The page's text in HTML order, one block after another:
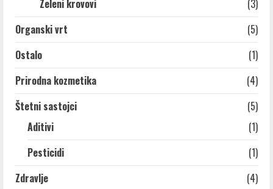
Zeleni krovovi
(3)
Organski vrt
(5)
Ostalo
(1)
Prirodna kozmetika
(4)
Štetni sastojci
(5)
Aditivi
(1)
Pesticidi
(1)
Zdravlje
(4)